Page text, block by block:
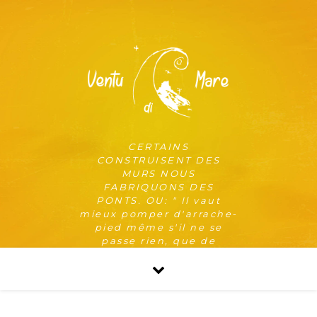
CERTAINS
CONSTRUISENT DES
MURS NOUS
FABRIQUONS DES
PONTS. OU: " Il vaut
mieux pomper d'arrache-
pied même s'il ne se
passe rien, que de
quelque chose de pire en